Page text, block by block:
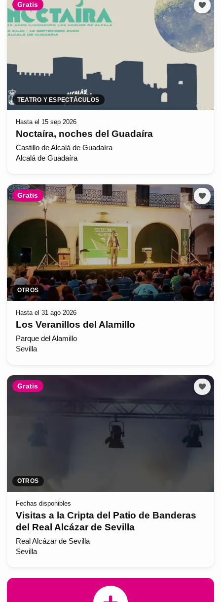
Gratis
TEATRO Y ESPECTÁCULOS
Hasta el 15 sep 2026
Noctaíra, noches del Guadaíra
Castillo de Alcalá de Guadaíra
Alcalá de Guadaíra
Gratis
OTROS
Hasta el 31 ago 2026
Los Veranillos del Alamillo
Parque del Alamillo
Sevilla
Gratis
OTROS
Fechas disponibles
Visitas a la Cripta del Patio de Banderas
del Real Alcázar de Sevilla
Real Alcázar de Sevilla
Sevilla